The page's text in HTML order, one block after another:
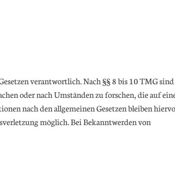
verantwortlich. Nach §§ 8 bis 10 TMG
oder nach Umständen zu forschen, die auf
nach den allgemeinen Gesetzen bleiben
möglich. Bei Bekanntwerden von